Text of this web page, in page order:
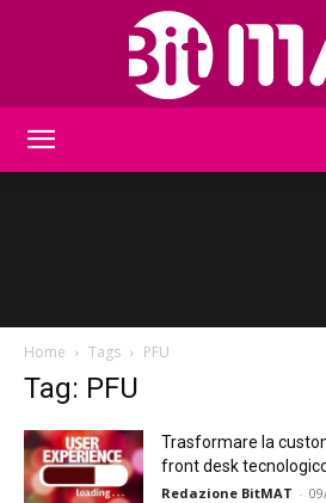
Home Tags PFU
Tag: PFU
Trasformare la
front desk
Redazione BitMAT -